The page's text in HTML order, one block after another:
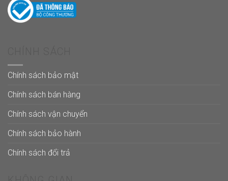
Chính sách bảo mật
Chính sách bán hàng
Chính sách vận chuyển
Chính sách bảo hành
Chính sách đổi trả